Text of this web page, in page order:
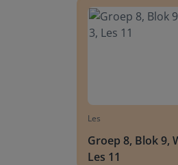
Les
Groep 8, Blok 9,
Les 11